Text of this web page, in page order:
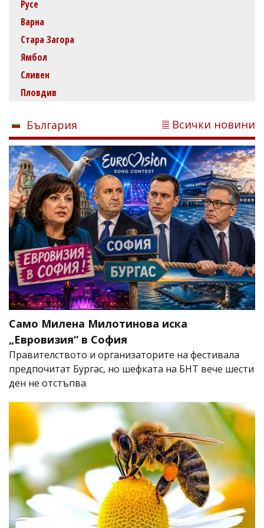
Русе
Варна
Стара Загора
Ямбол
Сливен
Пловдив
България Всички новини
Само Милена Милотинова иска
„Евровизия“ в София
Правителството и организаторите на фестивала
предпочитат Бургас, но шефката на БНТ вече шести
ден не отстъпва